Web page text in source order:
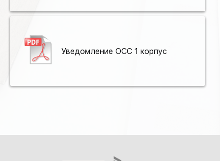
Уведомление ОСС 1 корпус